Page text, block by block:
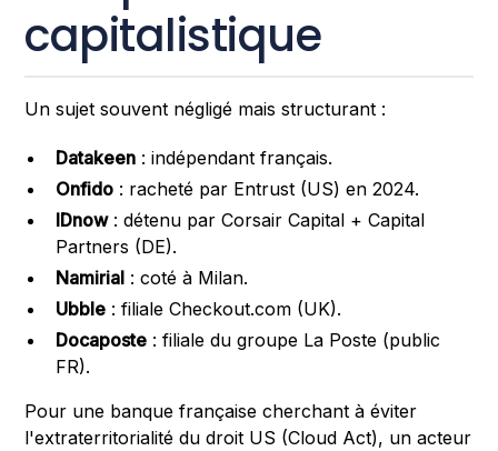
capitalistique
Un sujet souvent négligé mais structurant :
Datakeen : indépendant français.
Onfido : racheté par Entrust (US) en 2024.
IDnow: détenu par Corsair Capital + Capital
Partners (DE).
Namirial : coté à Milan.
Ubble : filiale Checkout.com (UK).
Docaposte : filiale du groupe La Poste (public
FR).
Pour une banque française cherchant à éviter
l'extraterritorialité du droit US (Cloud Act), un acteur